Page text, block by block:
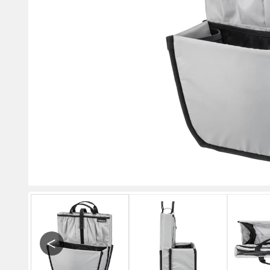
Previous